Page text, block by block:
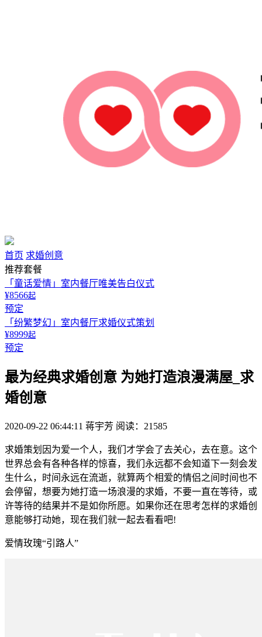
首页 求婚创意
推荐套餐
「童话爱情」室内餐厅唯美告白仪式
¥8566起
预定
「纷繁梦幻」室内餐厅求婚仪式策划
¥8999起
预定
最为经典求婚创意 为她打造浪漫满屋_求
婚创意
2020-09-22 06:44:11 蒋宇芳 阅读：21585
求婚策划因为爱一个人，我们才学会了去关心，去在意。这个
世界总会有各种各样的惊喜，我们永远都不会知道下一刻会发
生什么，时间永远在流逝，就算两个相爱的情侣之间时间也不
会停留，想要为她打造一场浪漫的求婚，不要一直在等待，或
许等待的结果并不是如你所愿。如果你还在思考怎样的求婚创
意能够打动她，现在我们就一起去看看吧!
爱情玫瑰“引路人”